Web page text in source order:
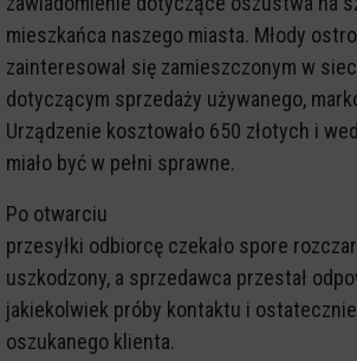
mieszkańca naszego miasta. Młody
zainteresował się zamieszczonym w
dotyczącym sprzedaży używanego,
Urządzenie kosztowało 650 złotych i
miało być w pełni sprawne.
Po otwarciu
przesyłki odbiorcę czekało spore
uszkodzony, a sprzedawca przestał
jakiekolwiek próby kontaktu i
oszukanego klienta.